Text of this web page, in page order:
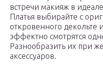
встречи макияж в
Платья выбирайте с
откровенного декольте
эффектно смотрятся
Разнообразить их при
аксессуаров.